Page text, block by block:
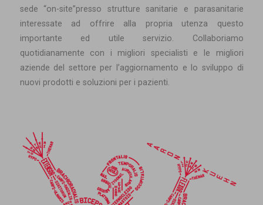
sede “on-site”presso strutture sanitarie e parasanitarie
interessate ad offrire alla propria utenza questo
importante ed utile servizio. Collaboriamo
quotidianamente con i migliori specialisti e le migliori
aziende del settore per l’aggiornamento e lo sviluppo di
nuovi prodotti e soluzioni per i pazienti.